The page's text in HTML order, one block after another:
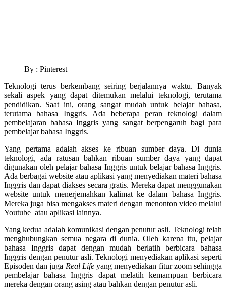
By : Pinterest
Teknologi terus berkembang seiring berjalannya waktu. Banyak
sekali aspek yang dapat ditemukan melalui teknologi, terutama
pendidikan. Saat ini, orang sangat mudah untuk belajar bahasa,
terutama bahasa Inggris. Ada beberapa peran teknologi dalam
pembelajaran bahasa Inggris yang sangat berpengaruh bagi para
pembelajar bahasa Inggris.
Yang pertama adalah akses ke ribuan sumber daya. Di dunia
teknologi, ada ratusan bahkan ribuan sumber daya yang dapat
digunakan oleh pelajar bahasa Inggris untuk belajar bahasa Inggris.
Ada berbagai website atau aplikasi yang menyediakan materi bahasa
Inggris dan dapat diakses secara gratis. Mereka dapat menggunakan
website untuk menerjemahkan kalimat ke dalam bahasa Inggris.
Mereka juga bisa mengakses materi dengan menonton video melalui
Youtube atau aplikasi lainnya.
Yang kedua adalah komunikasi dengan penutur asli. Teknologi telah
menghubungkan semua negara di dunia. Oleh karena itu, pelajar
bahasa Inggris dapat dengan mudah berlatih berbicara bahasa
Inggris dengan penutur asli. Teknologi menyediakan aplikasi seperti
Episoden dan juga Real Lifeyang menyediakan fitur zoom sehingga
pembelajar bahasa Inggris dapat melatih kemampuan berbicara
mereka dengan orang asing atau bahkan dengan penutur asli.